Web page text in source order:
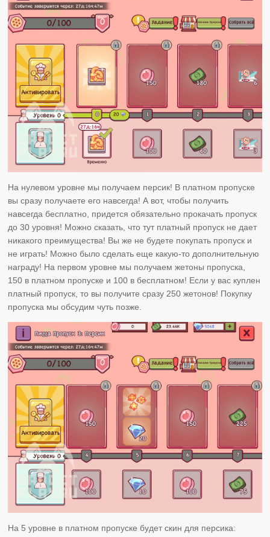
На нулевом уровне мы получаем персик! В платном пропуске
вы сразу получаете его навсегда! А вот, чтобы получить
навсегда бесплатно, придется обязательно прокачать пропуск
до 30 уровня! Можно сказать, что тут платный пропуск не дает
никакого преимущества! Вы же не будете покупать пропуск и
не играть! Можно было сделать еще какую-то дополнительную
награду! На первом уровне мы получаем жетоны пропуска,
150 в платном пропуске и 100 в бесплатном! Если у вас куплен
платный пропуск, то вы получите сразу 250 жетонов! Покупку
пропуска мы обсудим чуть позже.
На 5 уровне в платном пропуске будет скин для персика: